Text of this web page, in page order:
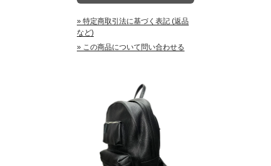
» 特定商取引法に基づく表記 (返品
など)
» この商品について問い合わせる